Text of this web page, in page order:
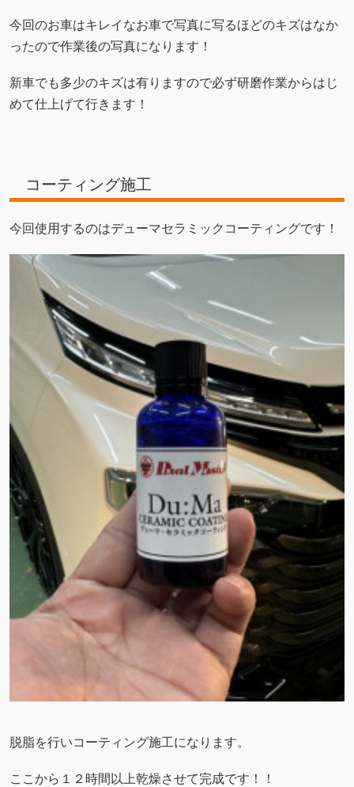
今回のお車はキレイなお車で写真に写るほどのキズはなか
ったので作業後の写真になります！
新車でも多少のキズは有りますので必ず研磨作業からはじ
めて仕上げて行きます！
コーティング施工
今回使用するのはデューマセラミックコーティングです！
脱脂を行いコーティング施工になります。
ここから１２時間以上乾燥させて完成です！！